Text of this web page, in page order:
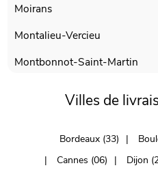
Moirans
Montalieu-Vercieu
Montbonnot-Saint-Martin
Villes de
Bordeaux (33)
Cannes (06)
Dijon